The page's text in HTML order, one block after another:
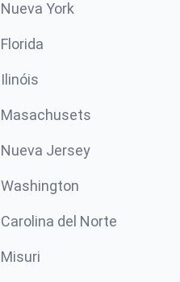
Nueva York
Florida
Ilinóis
Masachusets
Nueva Jersey
Washington
Carolina del Norte
Misuri